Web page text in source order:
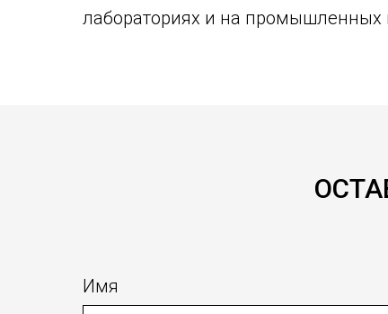
лабораториях и на промышленных
Имя